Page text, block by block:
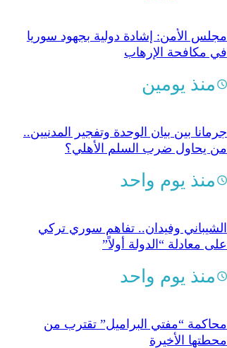
مجلس الأمن: إشادة دولية بجهود سوريا
في مكافحة الإرهاب
منذ يومين
جرمانا بين بيان الوحدة وتفجير المدنيين..
من يحاول ضرب السلم الأهلي؟
منذ يوم واحد
الشيباني وفيدان.. تفاهم سوري تركي
على معادلة “الدولة أولاً”
منذ يوم واحد
محاكمة “مفتي البراميل” تقترب من
محطتها الأخيرة